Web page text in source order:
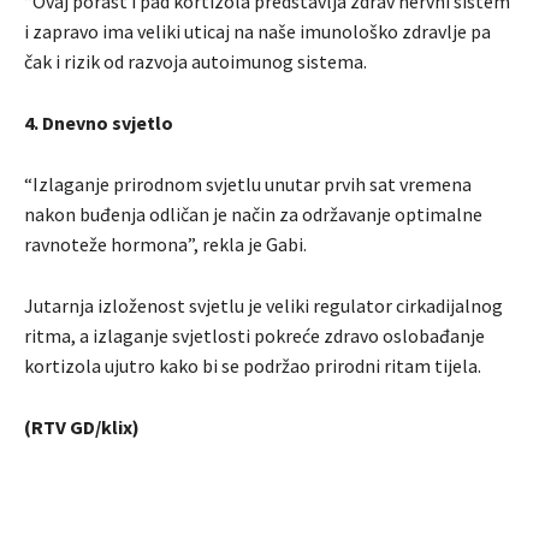
i zapravo ima veliki uticaj na naše imunološko zdravlje pa
čak i rizik od razvoja autoimunog sistema.
4. Dnevno svjetlo
“Izlaganje prirodnom svjetlu unutar prvih sat vremena
nakon buđenja odličan je način za održavanje optimalne
ravnoteže hormona”, rekla je Gabi.
Jutarnja izloženost svjetlu je veliki regulator cirkadijalnog
ritma, a izlaganje svjetlosti pokreće zdravo oslobađanje
kortizola ujutro kako bi se podržao prirodni ritam tijela.
(RTV GD/klix)